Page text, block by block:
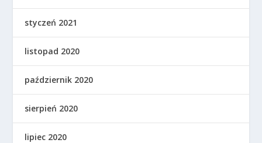
styczeń 2021
listopad 2020
październik 2020
sierpień 2020
lipiec 2020